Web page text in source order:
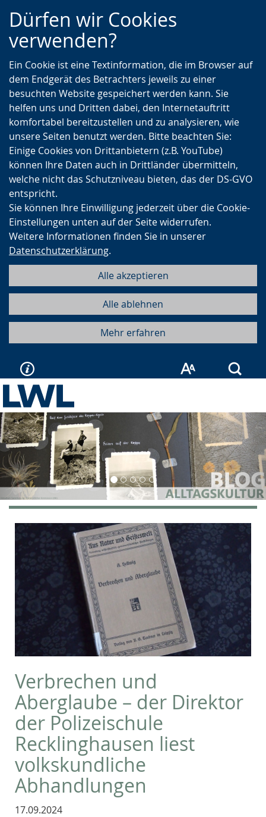
Zur
Hauptnavigation
Zur
Seitennavigation
Zum
Inhalt
Dürfen wir Cookies
verwenden?
Ein Cookie ist eine Textinformation, die im Browser auf
dem Endgerät des Betrachters jeweils zu einer
besuchten Website gespeichert werden kann. Sie
helfen uns und Dritten dabei, den Internetauftritt
komfortabel bereitzustellen und zu analysieren, wie
unsere Seiten benutzt werden. Bitte beachten Sie:
Einige Cookies von Drittanbietern (z.B. YouTube)
können Ihre Daten auch in Drittländer übermitteln,
welche nicht das Schutzniveau bieten, das der DS-GVO
entspricht.
Sie können Ihre Einwilligung jederzeit über die Cookie-
Einstellungen unten auf der Seite widerrufen.
Weitere Informationen finden Sie in unserer
Datenschutzerklärung.
Alle akzeptieren
Alle ablehnen
Mehr erfahren
Vorherige
Verbrechen und
Aberglaube – der Direktor
der Polizeischule
Recklinghausen liest
volkskundliche
Abhandlungen
17.09.2024